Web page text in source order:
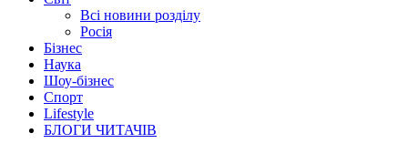
Всі новини розділу
Росія
Бізнес
Наука
Шоу-бізнес
Спорт
Lifestyle
БЛОГИ ЧИТАЧІВ